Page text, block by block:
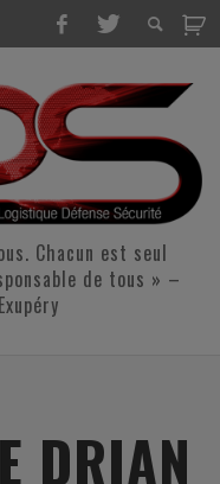
Chacun est seul
de tous » –
DRIAN